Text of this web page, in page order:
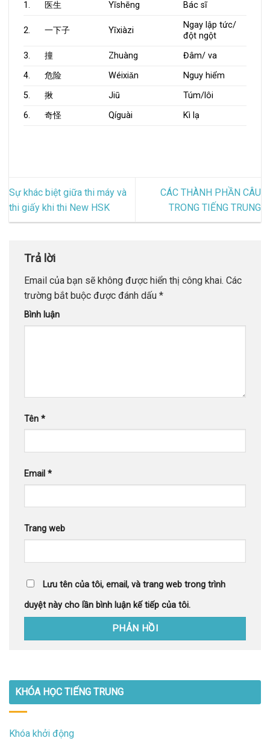
1. 医生 Yīshēng Bác sĩ
2. 一下子 Yīxiàzi
Ngay lập tức/
đột ngột
3.
撞 Zhuàng
Đâm/ va
4.
危险 Wéixiǎn
Nguy hiểm
5.
揪 Jiū
Túm/lôi
6.
奇怪 Qíguài Kì lạ
Sự khác biệt giữa thi máy và
thi giấy khi thi New HSK
CÁC THÀNH PHẦN CÂU
TRONG TIẾNG TRUNG
Trả lời
Email của bạn sẽ không được hiển thị công khai. Các
trường bắt buộc được đánh dấu *
Bình luận
Tên *
Email *
Trang web
Lưu tên của tôi, email, và trang web trong trình
duyệt này cho lần bình luận kế tiếp của tôi.
KHÓA HỌC TIẾNG TRUNG
Khóa khởi động